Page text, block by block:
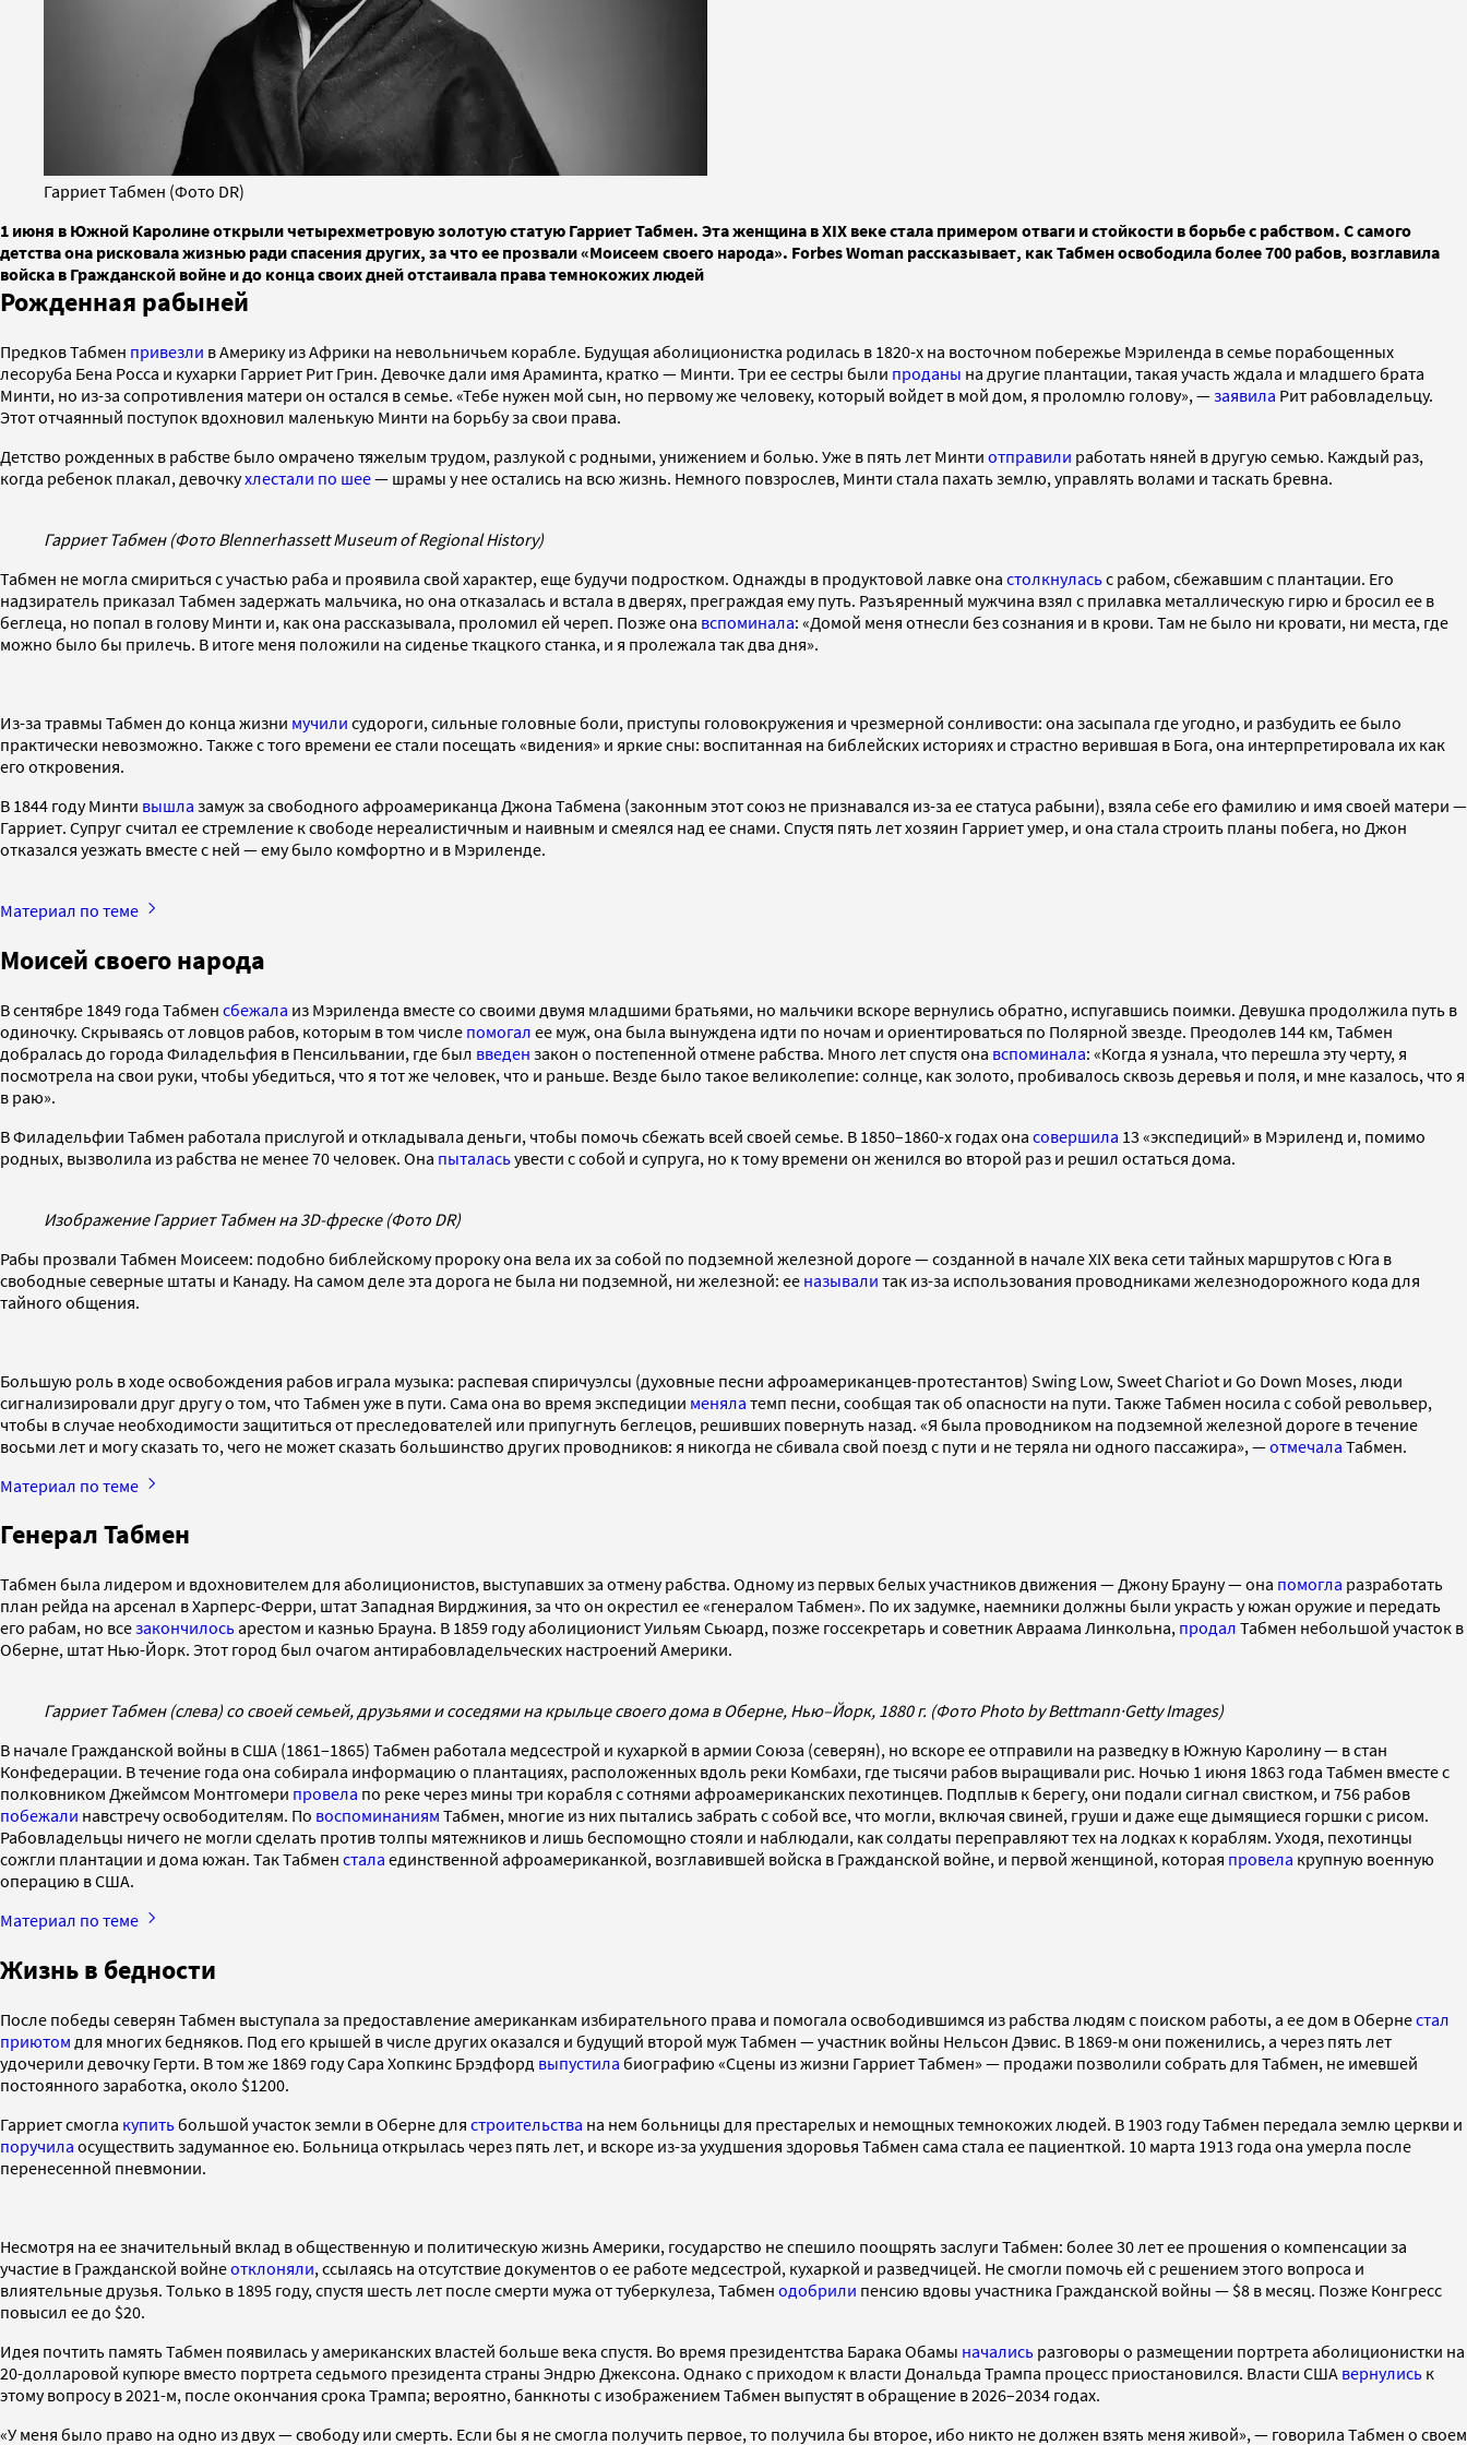
Гарриет Табмен (Фото DR)
1 июня в Южной Каролине открыли четырехметровую золотую статую Гарриет Табмен. Эта женщина в XIX веке стала примером отваги и стойкости в борьбе с рабством. С самого
детства она рисковала жизнью ради спасения других, за что ее прозвали «Моисеем своего народа». Forbes Woman рассказывает, как Табмен освободила более 700 рабов, возглавила
войска в Гражданской войне и до конца своих дней отстаивала права темнокожих людей
Рожденная рабыней
Предков Табмен привезли в Америку из Африки на невольничьем корабле. Будущая аболиционистка родилась в 1820-х на восточном побережье Мэриленда в семье порабощенных
лесоруба Бена Росса и кухарки Гарриет Рит Грин. Девочке дали имя Араминта, кратко — Минти. Три ее сестры были проданы на другие плантации, такая участь ждала и младшего брата
Минти, но из-за сопротивления матери он остался в семье. «Тебе нужен мой сын, но первому же человеку, который войдет в мой дом, я проломлю голову», —заявила Рит рабовладельцу.
Этот отчаянный поступок вдохновил маленькую Минти на борьбу за свои права.
Детство рожденных в рабстве было омрачено тяжелым трудом, разлукой с родными, унижением и болью. Уже в пять лет Минти отправили работать няней в другую семью. Каждый раз,
когда ребенок плакал, девочкухлестали по шее— шрамы у нее остались на всю жизнь. Немного повзрослев, Минти стала пахать землю, управлять волами и таскать бревна.
Гарриет Табмен (Фото Blennerhassett Museum of Regional History)
Табмен не могла смириться с участью раба и проявила свой характер, еще будучи подростком. Однажды в продуктовой лавке она столкнуласьс рабом, сбежавшим с плантации. Его
надзиратель приказал Табмен задержать мальчика, но она отказалась и встала в дверях, преграждая ему путь. Разъяренный мужчина взял с прилавка металлическую гирю и бросил ее в
беглеца, но попал в голову Минти и, как она рассказывала, проломил ей череп. Позже она вспоминала: «Домой меня отнесли без сознания и в крови. Там не было ни кровати, ни места, где
можно было бы прилечь. В итоге меня положили на сиденье ткацкого станка, и я пролежала так два дня».
Из-за травмы Табмен до конца жизни мучили судороги, сильные головные боли, приступы головокружения и чрезмерной сонливости: она засыпала где угодно, и разбудить ее было
практически невозможно. Также с того времени ее стали посещать «видения» и яркие сны: воспитанная на библейских историях и страстно верившая в Бога, она интерпретировала их как
его откровения.
В 1844 году Минти вышла замуж за свободного афроамериканца Джона Табмена (законным этот союз не признавался из-за ее статуса рабыни), взяла себе его фамилию и имя своей матери —
Гарриет. Супруг считал ее стремление к свободе нереалистичным и наивным и смеялся над ее снами. Спустя пять лет хозяин Гарриет умер, и она стала строить планы побега, но Джон
отказался уезжать вместе с ней — ему было комфортно и в Мэриленде.
Материал по теме
Моисей своего народа
В сентябре 1849 года Табмен сбежала из Мэриленда вместе со своими двумя младшими братьями, но мальчики вскоре вернулись обратно, испугавшись поимки. Девушка продолжила путь в
одиночку. Cкрываясь от ловцов рабов, которым в том числе помогал ее муж, она была вынуждена идти по ночам и ориентироваться по Полярной звезде. Преодолев 144 км, Табмен
добралась до города Филадельфия в Пенсильвании, где был введен закон о постепенной отмене рабства. Много лет спустя она вспоминала: «Когда я узнала, что перешла эту черту, я
посмотрела на свои руки, чтобы убедиться, что я тот же человек, что и раньше. Везде было такое великолепие: солнце, как золото, пробивалось сквозь деревья и поля, и мне казалось, что я
в раю».
В Филадельфии Табмен работала прислугой и откладывала деньги, чтобы помочь сбежать всей своей семье. В 1850–1860-х годах она совершила 13 «экспедиций» в Мэриленд и, помимо
родных, вызволила из рабства не менее 70 человек. Она пыталасьувести с собой и супруга, но к тому времени он женился во второй раз и решил остаться дома.
Изображение Гарриет Табмен на 3D-фреске (Фото DR)
Рабы прозвали Табмен Моисеем: подобно библейскому пророку она вела их за собой по подземной железной дороге — созданной в начале XIX века сети тайных маршрутов с Юга в
свободные северные штаты и Канаду. На самом деле эта дорога не была ни подземной, ни железной: ее называли так из-за использования проводниками железнодорожного кода для
тайного общения.
Большую роль в ходе освобождения рабов играла музыка: распевая спиричуэлсы (духовные песни афроамериканцев-протестантов) Swing Low, Sweet Chariot и Go Down Moses, люди
сигнализировали друг другу о том, что Табмен уже в пути. Сама она во время экспедиции меняла темп песни, сообщая так об опасности на пути. Также Табмен носила с собой револьвер,
чтобы в случае необходимости защититься от преследователей или припугнуть беглецов, решивших повернуть назад. «Я была проводником на подземной железной дороге в течение
восьми лет и могу сказать то, чего не может сказать большинство других проводников: я никогда не сбивала свой поезд с пути и не теряла ни одного пассажира», —отмечала Табмен.
Материал по теме
Генерал Табмен
Табмен была лидером и вдохновителем для аболиционистов, выступавших за отмену рабства. Одному из первых белых участников движения — Джону Брауну — она помогла разработать
план рейда на арсенал в Харперс-Ферри, штат Западная Вирджиния, за что он окрестил ее «генералом Табмен». По их задумке, наемники должны были украсть у южан оружие и передать
его рабам, но всезакончилосьарестом и казнью Брауна. В 1859 году аболиционист Уильям Сьюард, позже госсекретарь и советник Авраама Линкольна, продал Табмен небольшой участок в
Оберне, штат Нью-Йорк. Этот город был очагом антирабовладельческих настроений Америки.
Гарриет Табмен (слева) со своей семьей, друзьями и соседями на крыльце своего дома в Оберне, Нью–Йорк, 1880 г. (Фото Photo by Bettmann·Getty Images)
В начале Гражданской войны в США (1861–1865) Табмен работала медсестрой и кухаркой в армии Союза (северян), но вскоре ее отправили на разведку в Южную Каролину — в стан
Конфедерации. В течение года она собирала информацию о плантациях, расположенных вдоль реки Комбахи, где тысячи рабов выращивали рис. Ночью 1 июня 1863 года Табмен вместе с
полковником Джеймсом Монтгомери провела по реке через мины три корабля с сотнями афроамериканских пехотинцев. Подплыв к берегу, они подали сигнал свистком, и 756 рабов
побежали навстречу освободителям. По воспоминаниям Табмен, многие из них пытались забрать с собой все, что могли, включая свиней, груши и даже еще дымящиеся горшки с рисом.
Рабовладельцы ничего не могли сделать против толпы мятежников и лишь беспомощно стояли и наблюдали, как солдаты переправляют тех на лодках к кораблям. Уходя, пехотинцы
сожгли плантации и дома южан. Так Табмен стала единственной афроамериканкой, возглавившей войска в Гражданской войне, и первой женщиной, которая провела крупную военную
операцию в США.
Материал по теме
Жизнь в бедности
После победы северян Табмен выступала за предоставление американкам избирательного права и помогала освободившимся из рабства людям с поиском работы, а ее дом в Обернестал
приютом для многих бедняков. Под его крышей в числе других оказался и будущий второй муж Табмен — участник войны Нельсон Дэвис. В 1869-м они поженились, а через пять лет
удочерили девочку Герти. В том же 1869 году Сара Хопкинс Брэдфорд выпустила биографию «Сцены из жизни Гарриет Табмен» — продажи позволили собрать для Табмен, не имевшей
постоянного заработка, около $1200.
Гарриет смогла купитьбольшой участок земли в Оберне для строительства на нем больницы для престарелых и немощных темнокожих людей. В 1903 году Табмен передала землю церкви и
поручила осуществить задуманное ею. Больница открылась через пять лет, и вскоре из-за ухудшения здоровья Табмен сама стала ее пациенткой. 10 марта 1913 года она умерла после
перенесенной пневмонии.
Несмотря на ее значительный вклад в общественную и политическую жизнь Америки, государство не спешило поощрять заслуги Табмен: более 30 лет ее прошения о компенсации за
участие в Гражданской войнеотклоняли, ссылаясь на отсутствие документов о ее работе медсестрой, кухаркой и разведчицей. Не смогли помочь ей с решением этого вопроса и
влиятельные друзья. Только в 1895 году, спустя шесть лет после смерти мужа от туберкулеза, Табмен одобрили пенсию вдовы участника Гражданской войны — $8 в месяц. Позже Конгресс
повысил ее до $20.
Идея почтить память Табмен появилась у американских властей больше века спустя. Во время президентства Барака Обамы начались разговоры о размещении портрета аболиционистки на
20-долларовой купюре вместо портрета седьмого президента страны Эндрю Джексона. Однако с приходом к власти Дональда Трампа процесс приостановился. Власти США вернулись к
этому вопросу в 2021-м, после окончания срока Трампа; вероятно, банкноты с изображением Табмен выпустят в обращение в 2026–2034 годах.
«У меня было право на одно из двух — свободу или смерть. Если бы я не смогла получить первое, то получила бы второе, ибо никто не должен взять меня живой», — говорила Табмен о своем